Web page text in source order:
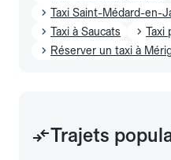
Taxi Saint-Médard-en-
Taxi à Saucats
Taxi
Réserver un taxi à
Trajets